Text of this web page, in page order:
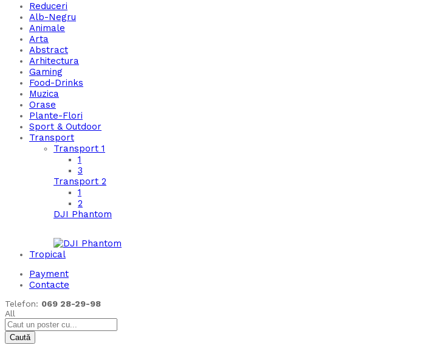
Reduceri
Alb-Negru
Animale
Arta
Abstract
Arhitectura
Gaming
Food-Drinks
Muzica
Orase
Plante-Flori
Sport & Outdoor
Transport
Transport 1
1
3
Transport 2
1
2
DJI Phantom
Tropical
Payment
Contacte
Telefon: 069 28-29-98
All
Caută